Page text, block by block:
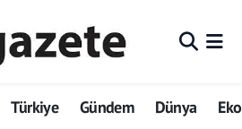
Türkiye Gündem Dünya